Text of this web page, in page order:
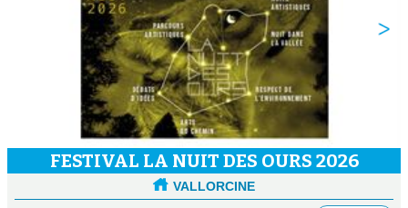
FESTIVAL LA NUIT DES OURS 2026
VALLORCINE